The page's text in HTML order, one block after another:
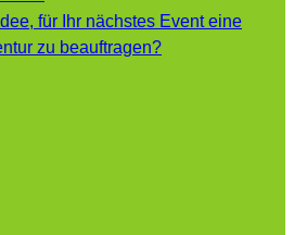
für Ihr nächstes Event eine
zu beauftragen?